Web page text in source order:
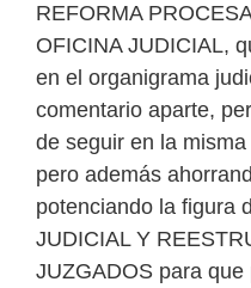
REFORMA
OFICINA JUDICIAL,
en el organigrama
comentario aparte,
de seguir en la
pero además
potenciando la figura
JUDICIAL Y
JUZGADOS para